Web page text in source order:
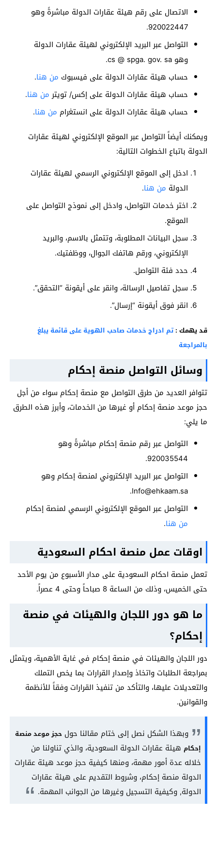
الاتصال على رقم هيئة عقارات الدولة مباشرةً وهو
920022447.
التواصل عبر البريد الإلكتروني لهيئة عقارات الدولة
وهو cs @ spga. gov. sa.
حساب هيئة عقارات الدولة على فيسبوك من هنا.
حساب هيئة عقارات الدولة على إكس/ تويتر من هنا.
حساب هيئة عقارات الدولة على انستغرام من هنا.
ويمكنك أيضاً التواصل عبر الموقع الإلكتروني لهيئة عقارات
الدولة باتباع الخطوات التالية:
ادخل إلى الموقع الإلكتروني الرسمي لهيئة عقارات
الدولة من هنا.
اختر خدمات التواصل، وادخل إلى نموذج التواصل على
الموقع.
سجل البيانات المطلوبة، وتتمثل بالاسم، والبريد
الإلكتروني، ورقم هاتفك الجوال، ووظفتيك.
حدد فئة التواصل.
سجل تفاصيل الرسالة، وانقر على أيقونة “التحقق”.
انقر فوق أيقونة “إرسال”.
قد يهمك : تم ادراج خدمات صاحب الهوية على قائمة يبلغ
بالمراجعة
وسائل التواصل منصة إحكام
تتوافر العديد من طرق التواصل مع منصة إحكام سواء من أجل
حجز موعد منصة إحكام أو غيرها من الخدمات، وأبرز هذه الطرق
ما يلي:
التواصل عبر رقم منصة إحكام مباشرةً وهو
920035544.
التواصل عبر البريد الإلكتروني لمنصة إحكام وهو
Info@ehkaam.sa
.
التواصل عبر الموقع الإلكتروني الرسمي لمنصة إحكام
من هنا.
اوقات عمل منصة احكام السعودية
تعمل منصة احكام السعودية على مدار الأسبوع من يوم الأحد
حتى الخميس، وذلك من الساعة 8 صباحاً وحتى 4 عصراً.
ما هو دور اللجان والهيئات في منصة
إحكام؟
دور اللجان والهيئات في منصة إحكام في غاية الأهمية، ويتمثل
بمراجعة الطلبات واتخاذ وإصدار القرارات بما يخص التملك
والتعديلات عليها، والتأكد من تنفيذ القرارات وفقاً للأنظمة
والقوانين.
وبهذا الشكل نصل إلى ختام مقالنا حولحجز موعد منصة
إحكام هيئة عقارات الدولة السعودية، والذي تناولنا من
خلاله عدة أمور مهمة، ومنها كيفية حجز موعد هيئة عقارات
الدولة منصة إحكام، وشروط التقديم على هيئة عقارات
الدولة, وكيفية التسجيل وغيرها من الجوانب المهمة.